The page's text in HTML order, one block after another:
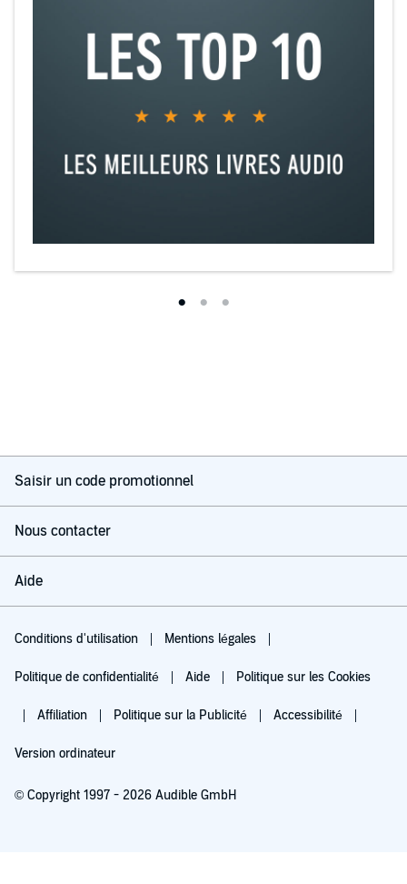
Saisir un code promotionnel
Nous contacter
Aide
Conditions d'utilisation Mentions légales
Politique de confidentialité Aide Politique sur les Cookies
Affiliation Politique sur la Publicité Accessibilité
Version ordinateur
© Copyright 1997 - 2026 Audible GmbH